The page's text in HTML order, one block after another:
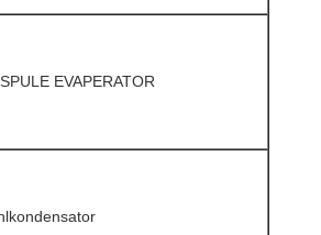
EVAPERATOR